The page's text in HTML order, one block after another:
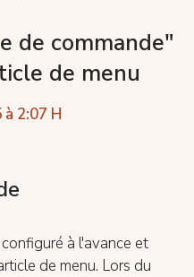
de commande"
de menu
2:07 H
à l'avance et
de menu. Lors du